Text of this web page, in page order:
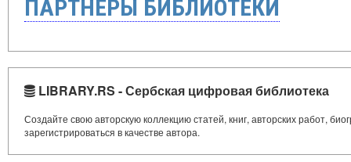
ПАРТНЁРЫ БИБЛИОТЕКИ
LIBRARY.RS - Сербская цифровая библиотека
Создайте свою авторскую коллекцию статей, книг, авторских работ,
зарегистрироваться в качестве автора.